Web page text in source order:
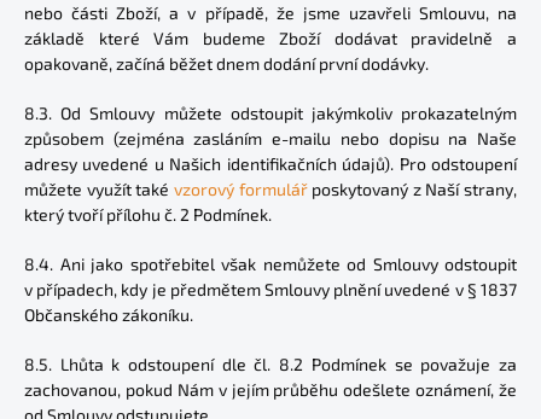
nebo části Zboží, a v případě, že jsme uzavřeli Smlouvu, na
základě které Vám budeme Zboží dodávat pravidelně a
opakovaně, začíná běžet dnem dodání první dodávky.
8.3. Od Smlouvy můžete odstoupit jakýmkoliv prokazatelným
způsobem (zejména zasláním e-mailu nebo dopisu na Naše
adresy uvedené u Našich identifikačních údajů). Pro odstoupení
můžete využít také vzorový formulářposkytovaný z Naší strany,
který tvoří přílohu č. 2 Podmínek.
8.4. Ani jako spotřebitel však nemůžete od Smlouvy odstoupit
v případech, kdy je předmětem Smlouvy plnění uvedené v § 1837
Občanského zákoníku.
8.5. Lhůta k odstoupení dle čl. 8.2 Podmínek se považuje za
zachovanou, pokud Nám v jejím průběhu odešlete oznámení, že
od Smlouvy odstupujete.